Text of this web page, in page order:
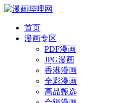
首页
漫画专区
PDF漫画
JPG漫画
香港漫画
全彩漫画
高品甄选